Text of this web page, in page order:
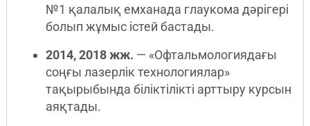
№1 қалалық емханада глаукома дәрігері
болып жұмыс істей бастады.
2014, 2018 жж. — «Офтальмологиядағы
соңғы лазерлік технологиялар»
тақырыбында біліктілікті арттыру курсын
аяқтады.